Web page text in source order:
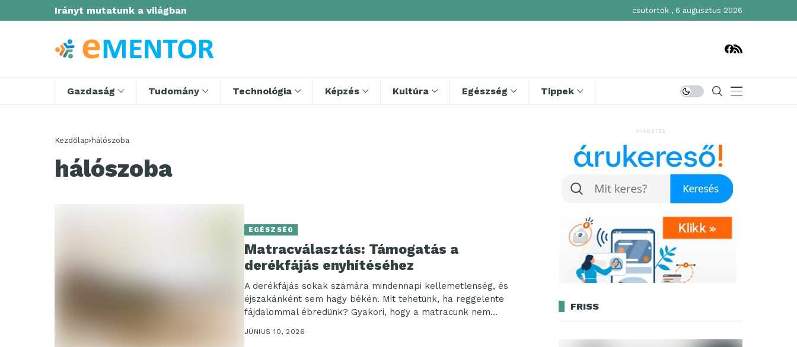
Irányt mutatunk a világban csütörtök , 6 augusztus 2026
Gazdaság Tudomány Technológia Képzés Kultúra Egészség Tippek
Kezdőlap hálószoba
hálószoba
EGÉSZSÉG
Matracválasztás: Támogatás a
derékfájás enyhítéséhez
A derékfájás sokak számára mindennapi kellemetlenség, és
éjszakánként sem hagy békén. Mit tehetünk, ha reggelente
fájdalommal ébredünk? Gyakori, hogy a matracunk nem
biztosít...
JÚNIUS 10, 2026
HIRDETÉS
FRISS